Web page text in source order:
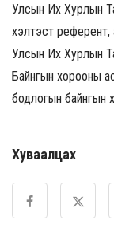
Улсын Их Хурлын
хэлтэст референт,
Улсын Их Хурлын
Байнгын хорооны
бодлогын байнгын
Хуваалцах